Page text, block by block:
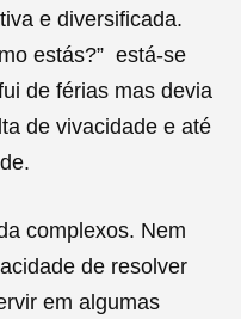
e diversificada.
estás?” está-se
de férias mas devia
de vivacidade e até
complexos. Nem
de resolver
em algumas